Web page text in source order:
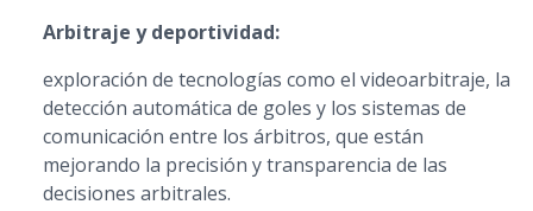
Arbitraje y deportividad:
exploración de tecnologías como el videoarbitraje, la
detección automática de goles y los sistemas de
comunicación entre los árbitros, que están
mejorando la precisión y transparencia de las
decisiones arbitrales.